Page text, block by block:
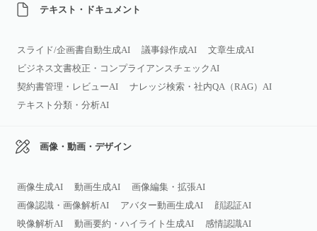
テキスト・ドキュメント
スライド/企画書自動生成AI 議事録作成AI
文章生成AI
ビジネス文書校正・コンプライアンスチェックAI
契約書管理・レビューAI
ナレッジ検索・社内QA（RAG）AI
テキスト分類・分析AI
画像・動画・デザイン
画像生成AI 動画生成AI
画像編集・拡張AI
画像認識・画像解析AI
アバター動画生成AI
顔認証AI
映像解析AI
動画要約・ハイライト生成AI
感情認識AI